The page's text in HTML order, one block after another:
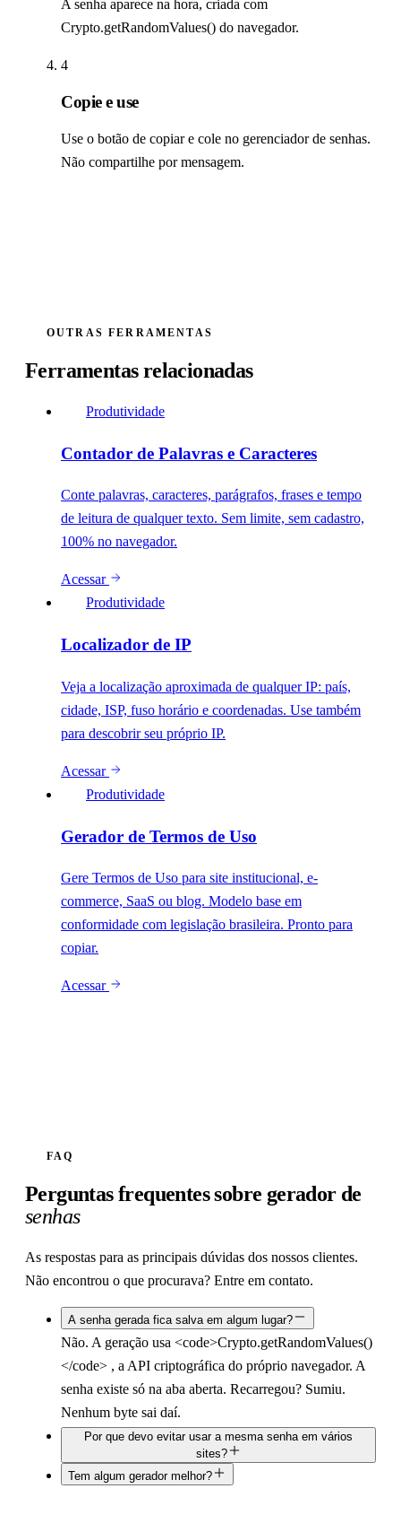
A senha aparece na hora, criada com
Crypto.getRandomValues() do navegador.
4
Copie e use
Use o botão de copiar e cole no gerenciador de senhas.
Não compartilhe por mensagem.
OUTRAS FERRAMENTAS
Ferramentas relacionadas
Produtividade
Contador de Palavras e Caracteres
Conte palavras, caracteres, parágrafos, frases e tempo
de leitura de qualquer texto. Sem limite, sem cadastro,
100% no navegador.
Acessar
Produtividade
Localizador de IP
Veja a localização aproximada de qualquer IP: país,
cidade, ISP, fuso horário e coordenadas. Use também
para descobrir seu próprio IP.
Acessar
Produtividade
Gerador de Termos de Uso
Gere Termos de Uso para site institucional, e-
commerce, SaaS ou blog. Modelo base em
conformidade com legislação brasileira. Pronto para
copiar.
Acessar
FAQ
Perguntas frequentes sobre gerador de
senhas
As respostas para as principais dúvidas dos nossos clientes.
Não encontrou o que procurava? Entre em contato.
A senha gerada fica salva em algum lugar?
Não. A geração usa <code>Crypto.getRandomValues()
</code> , a API criptográfica do próprio navegador. A
senha existe só na aba aberta. Recarregou? Sumiu.
Nenhum byte sai daí.
Por que devo evitar usar a mesma senha em vários
sites?
Tem algum gerador melhor?